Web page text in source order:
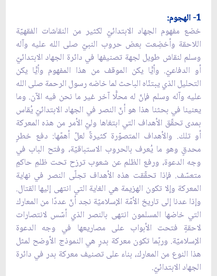
1- الهجوم:
خضع مفهوم الجهاد الابتدائيّ لكثير من النقاشات الفقهيّة
اللاحقة وأخضِعت بعض حروب النبيّ صلى الله عليه وآله
وسلم لنقاش طويل لجهة تصنيفها في دائرة الجهاد الابتدائيّ
أو الدفاعيّ. وأيًّا يكن الموقف من هذا المفهوم وأيًّا يكن
التحليل الذي يبتنّاه الباحث لما خاضه رسول الرحمة صلى الله
عليه وآله وسلم فإنّ له محلًّا آخر غير ما نحن فيه الآن. وما
يعنينا في بحثنا هذا هو أنّ النصر في الجهاد الابتدائيّ يُقاس
بمدى تحقّق الأهداف التي ابتغاها وليّ الأمر من هذه المعركة
أو تلك. والأهداف المتصوّرة كثيرةٌ لعلّ أهمّها: دفع خطرٍ
محدقٍ وهو ما يُعرف بالحروب الاستباقيّة، وفتح الباب في
وجه الدعوة، ورفع الظلم عن شعوب ترزح تحت ظلمِ حاكمٍ
متعسّف. فإذا تحقّقت هذه الأهداف تجلّى النصر في نهاية
المعركة وإلا تكون الهزيمة هي الغاية التي انتهى إليها القتال.
وإذا عدنا إلى تاريخ الأمّة الإسلاميّة نجد أنّ عددًا من المعارك
التي خاضها المسلمون انتهى بالنصر الذي أسّس لانتصارات
لاحقةٍ فتحت الأبواب على مصاريعها في وجه الدعوة
الإسلاميّة. وربّما تكون معركة بدرٍ هي النموذج الأوضح لمثل
هذا النوع من المعارك، بناء على تصنيف معركة بدر في دائرة
الجهاد الابتدائيّ.